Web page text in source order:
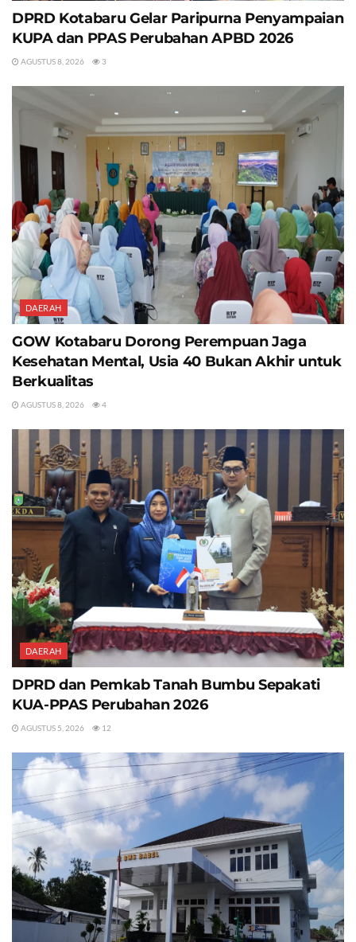
DPRD Kotabaru Gelar Paripurna Penyampaian
KUPA dan PPAS Perubahan APBD 2026
AGUSTUS 8, 2026 3
DAERAH
GOW Kotabaru Dorong Perempuan Jaga
Kesehatan Mental, Usia 40 Bukan Akhir untuk
Berkualitas
AGUSTUS 8, 2026 4
DAERAH
DPRD dan Pemkab Tanah Bumbu Sepakati
KUA-PPAS Perubahan 2026
AGUSTUS 5, 2026 12